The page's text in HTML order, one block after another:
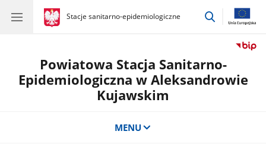
gov.pl
Stacje sanitarno-epidemiologiczne
gov.pl
Stacje
przejdź
Powiatowa Stacja Sanitarno-
Epidemiologiczna w Aleksandrowie
Kujawskim
MENU